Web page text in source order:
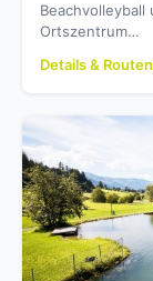
Ortszentrum…
Details &